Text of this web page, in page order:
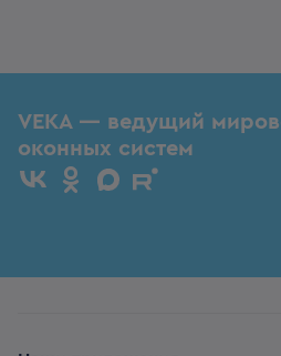
VEKA — ведущий
оконных систем